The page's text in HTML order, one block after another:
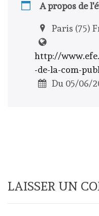
A propos de
Paris (75)
http://
-de-la-com-
Du 05/06/
LAISSER UN